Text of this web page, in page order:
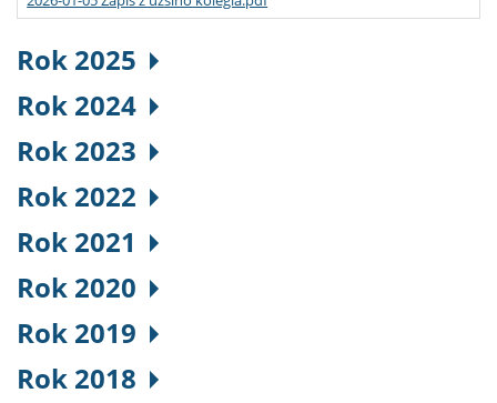
Rok 2025
Rok 2024
Rok 2023
Rok 2022
Rok 2021
Rok 2020
Rok 2019
Rok 2018